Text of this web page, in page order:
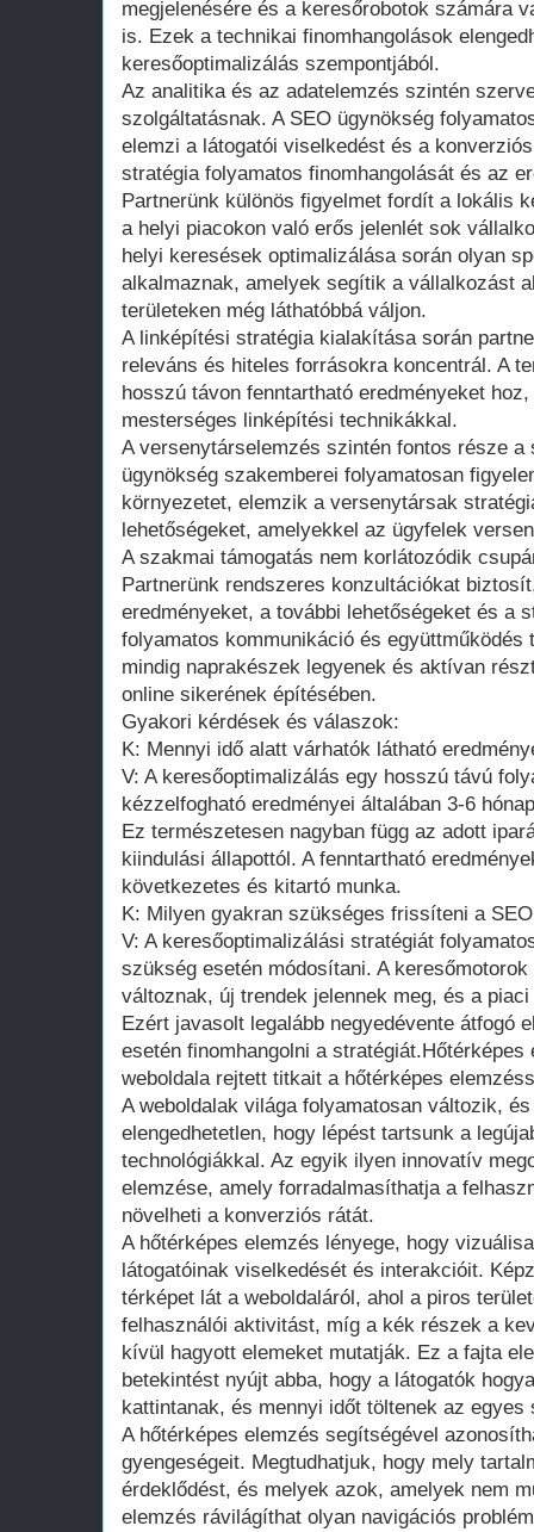
megjelenésére és a keresőrobotok számára
is. Ezek a technikai finomhangolások
keresőoptimalizálás szempontjából.
Az analitika és az adatelemzés szintén
szolgáltatásnak. A SEO ügynökség
elemzi a látogatói viselkedést és a
stratégia folyamatos finomhangolását és az
Partnerünk különös figyelmet fordít a lokális
a helyi piacokon való erős jelenlét sok
helyi keresések optimalizálása során olyan
alkalmaznak, amelyek segítik a vállalkozást
területeken még láthatóbbá váljon.
A linképítési stratégia kialakítása során
releváns és hiteles forrásokra koncentrál. A
hosszú távon fenntartható eredményeket
mesterséges linképítési technikákkal.
A versenytárselemzés szintén fontos része a
ügynökség szakemberei folyamatosan
környezetet, elemzik a versenytársak
lehetőségeket, amelyekkel az ügyfelek
A szakmai támogatás nem korlátozódik
Partnerünk rendszeres konzultációkat
eredményeket, a további lehetőségeket és a
folyamatos kommunikáció és
mindig naprakészek legyenek és aktívan
online sikerének építésében.
Gyakori kérdések és válaszok:
K: Mennyi idő alatt várhatók látható
V: A keresőoptimalizálás egy hosszú távú
kézzelfogható eredményei általában 3-6
Ez természetesen nagyban függ az adott
kiindulási állapottól. A fenntartható
következetes és kitartó munka.
K: Milyen gyakran szükséges frissíteni a
V: A keresőoptimalizálási stratégiát
szükség esetén módosítani. A
változnak, új trendek jelennek meg, és a
Ezért javasolt legalább negyedévente átfogó
esetén finomhangolni a
weboldala rejtett titkait a hőtérképes
A weboldalak világa folyamatosan változik,
elengedhetetlen, hogy lépést tartsunk a
technológiákkal. Az egyik ilyen innovatív
elemzése, amely forradalmasíthatja a
növelheti a konverziós rátát.
A hőtérképes elemzés lényege, hogy
látogatóinak viselkedését és interakcióit.
térképet lát a weboldaláról, ahol a piros
felhasználói aktivitást, míg a kék részek a
kívül hagyott elemeket mutatják. Ez a fajta
betekintést nyújt abba, hogy a látogatók
kattintanak, és mennyi időt töltenek az egyes
A hőtérképes elemzés segítségével
gyengeségeit. Megtudhatjuk, hogy mely
érdeklődést, és melyek azok, amelyek nem
elemzés rávilágíthat olyan navigációs